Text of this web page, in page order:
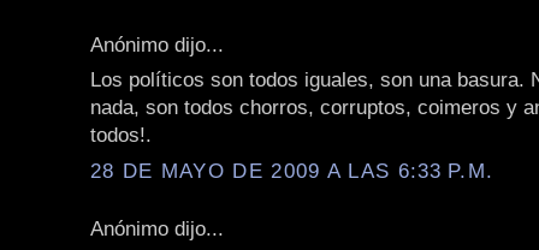
Anónimo dijo...
Los políticos son todos iguales, son una basura.
nada, son todos chorros, corruptos, coimeros y
todos!.
28 DE MAYO DE 2009 A LAS 6:33 P.M.
Anónimo dijo...